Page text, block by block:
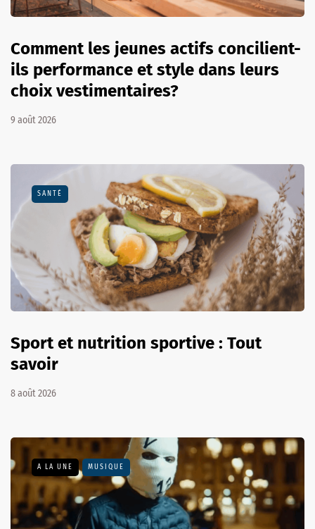
Comment les jeunes actifs concilient-
ils performance et style dans leurs
choix vestimentaires?
9 août 2026
SANTÉ
Sport et nutrition sportive : Tout
savoir
8 août 2026
A LA UNE MUSIQUE